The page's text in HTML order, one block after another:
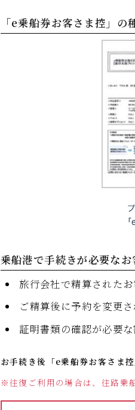
「e乗船券お客さま控」の
乗船港で手続きが必要なお
旅行会社で精算された
ご精算後に予約を変更
証明書類の確認が必要
お手続き後「e乗船券お客さま控
※往復ご利用の場合は、往路乗